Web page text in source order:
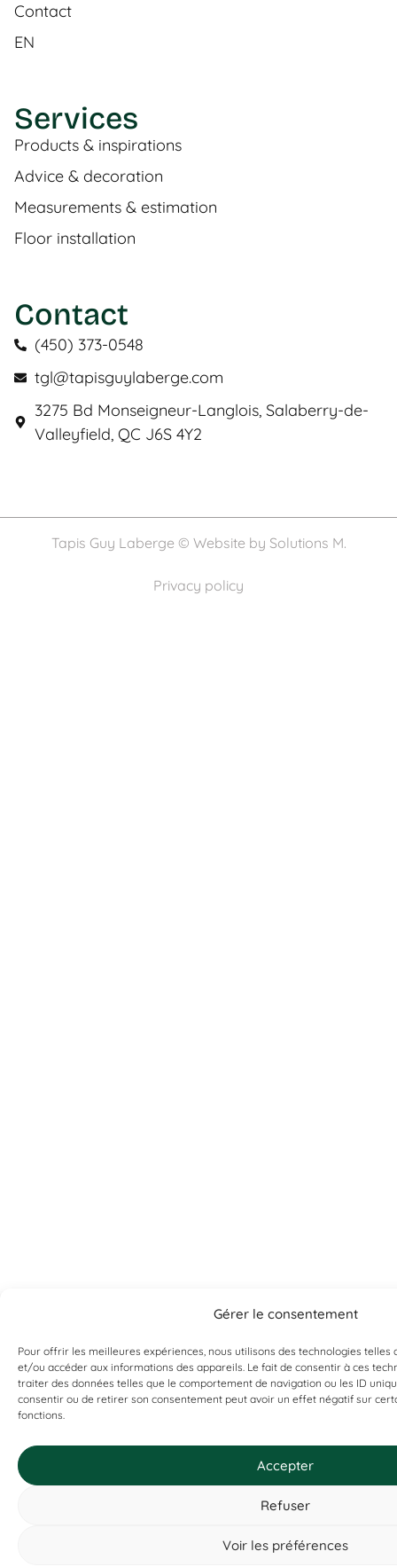
Gérer le consentement
Pour offrir les meilleures expériences, nous utilisons des technologies telles
et/ou accéder aux informations des appareils. Le fait de consentir à ces
traiter des données telles que le comportement de navigation ou les ID
consentir ou de retirer son consentement peut avoir un effet négatif sur
fonctions.
Accepter
Refuser
Voir les préférences
Contact
EN
Services
Products & inspirations
Advice & decoration
Measurements & estimation
Floor installation
Contact
(450) 373-0548
tgl@tapisguylaberge.com
3275 Bd Monseigneur-Langlois, Salaberry-de-
Valleyfield, QC J6S 4Y2
Tapis Guy Laberge © Website by Solutions M.
Privacy policy
Can't find what you're looking for?
If it exists, we probably have it. Contact us, and we’ll prove it